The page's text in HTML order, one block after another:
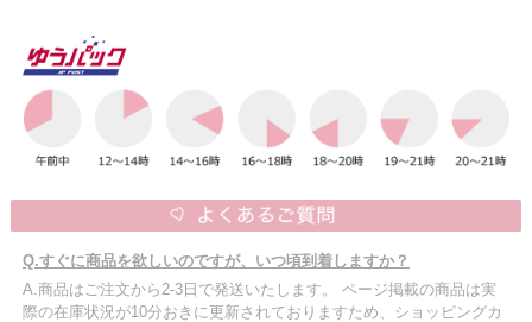
Q.すぐに商品を欲しいのですが、いつ頃到着しますか？
A.商品はご注文から2-3日で発送いたします。 ページ掲載の商品は実
際の在庫状況が10分おきに更新されておりますため、ショッピングカ